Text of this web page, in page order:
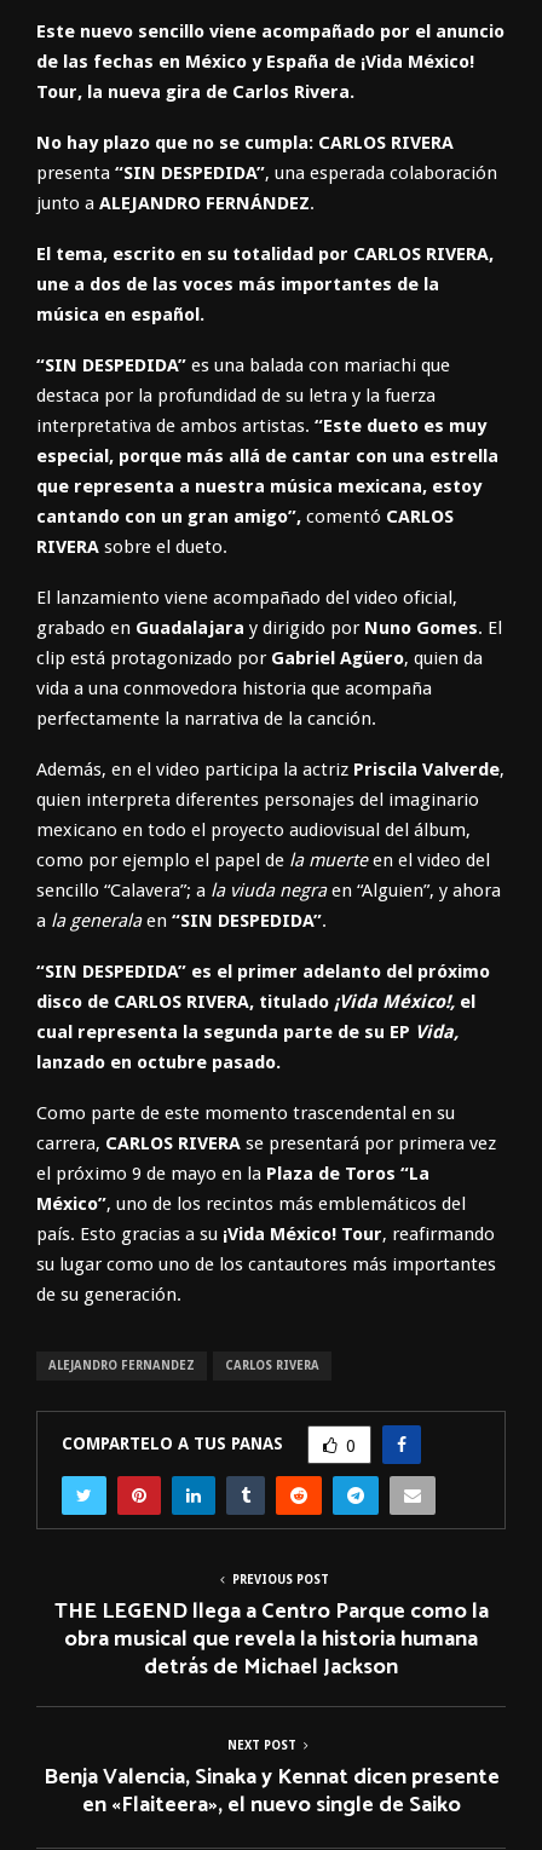
Este nuevo sencillo viene acompañado por el anuncio
de las fechas en México y España de ¡Vida México!
Tour, la nueva gira de Carlos Rivera.
No hay plazo que no se cumpla: CARLOS RIVERA
presenta “SIN DESPEDIDA”, una esperada colaboración
junto a ALEJANDRO FERNÁNDEZ.
El tema, escrito en su totalidad por CARLOS RIVERA,
une a dos de las voces más importantes de la
música en español.
“SIN DESPEDIDA” es una balada con mariachi que
destaca por la profundidad de su letra y la fuerza
interpretativa de ambos artistas. “Este dueto es muy
especial, porque más allá de cantar con una estrella
que representa a nuestra música mexicana, estoy
cantando con un gran amigo”, comentó CARLOS
RIVERA sobre el dueto.
El lanzamiento viene acompañado del video oficial,
grabado en Guadalajara y dirigido por Nuno Gomes. El
clip está protagonizado por Gabriel Agüero, quien da
vida a una conmovedora historia que acompaña
perfectamente la narrativa de la canción.
Además, en el video participa la actriz Priscila Valverde,
quien interpreta diferentes personajes del imaginario
mexicano en todo el proyecto audiovisual del álbum,
como por ejemplo el papel de la muerteen el video del
sencillo “Calavera”; a la viuda negraen “Alguien”, y ahora
a la generalaen “SIN DESPEDIDA”.
“SIN DESPEDIDA” es el primer adelanto del próximo
disco de CARLOS RIVERA, titulado ¡Vida México!, el
cual representa la segunda parte de su EP Vida,
lanzado en octubre pasado.
Como parte de este momento trascendental en su
carrera, CARLOS RIVERA se presentará por primera vez
el próximo 9 de mayo en la Plaza de Toros “La
México”, uno de los recintos más emblemáticos del
país. Esto gracias a su ¡Vida México! Tour, reafirmando
su lugar como uno de los cantautores más importantes
de su generación.
ALEJANDRO FERNANDEZ CARLOS RIVERA
COMPARTELO A TUS PANAS 0
PREVIOUS POST
THE LEGEND llega a Centro Parque como la
obra musical que revela la historia humana
detrás de Michael Jackson
NEXT POST
Benja Valencia, Sinaka y Kennat dicen presente
en «Flaiteera», el nuevo single de Saiko